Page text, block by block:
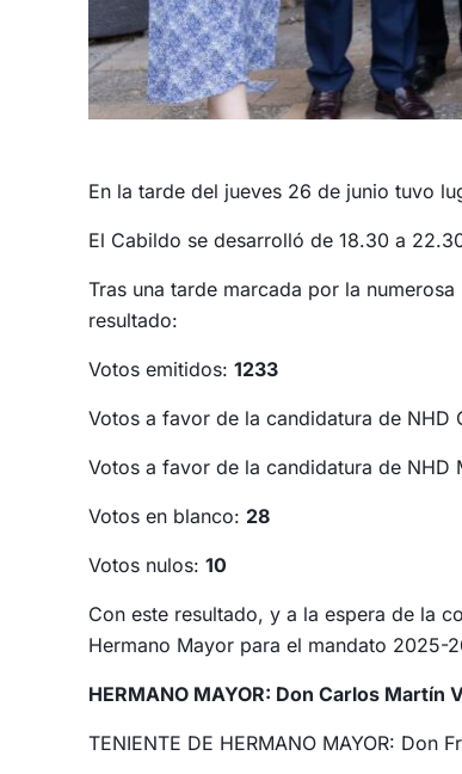
En la tarde del jueves 26 de junio tuvo
El Cabildo se desarrolló de 18.30 a
Tras una tarde marcada por la
resultado:
Votos emitidos:1233
Votos a favor de la candidatura de NHD
Votos a favor de la candidatura de NHD
Votos en blanco: 28
Votos nulos:10
Con este resultado, y a la espera de la
Hermano Mayor para el mandato 2025-
HERMANO MAYOR: Don Carlos Martín
TENIENTE DE HERMANO MAYOR: Don